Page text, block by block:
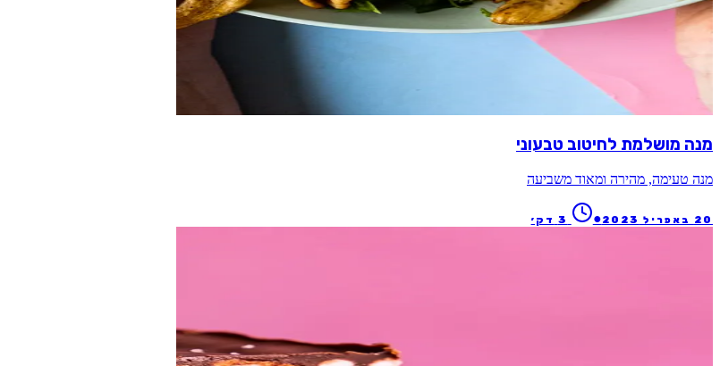
מנה מושלמת לחיטוב טבעוני
מנה טעימה, מהירה ומאוד משביעה
20 באפריל 2023 ●
3 דק׳